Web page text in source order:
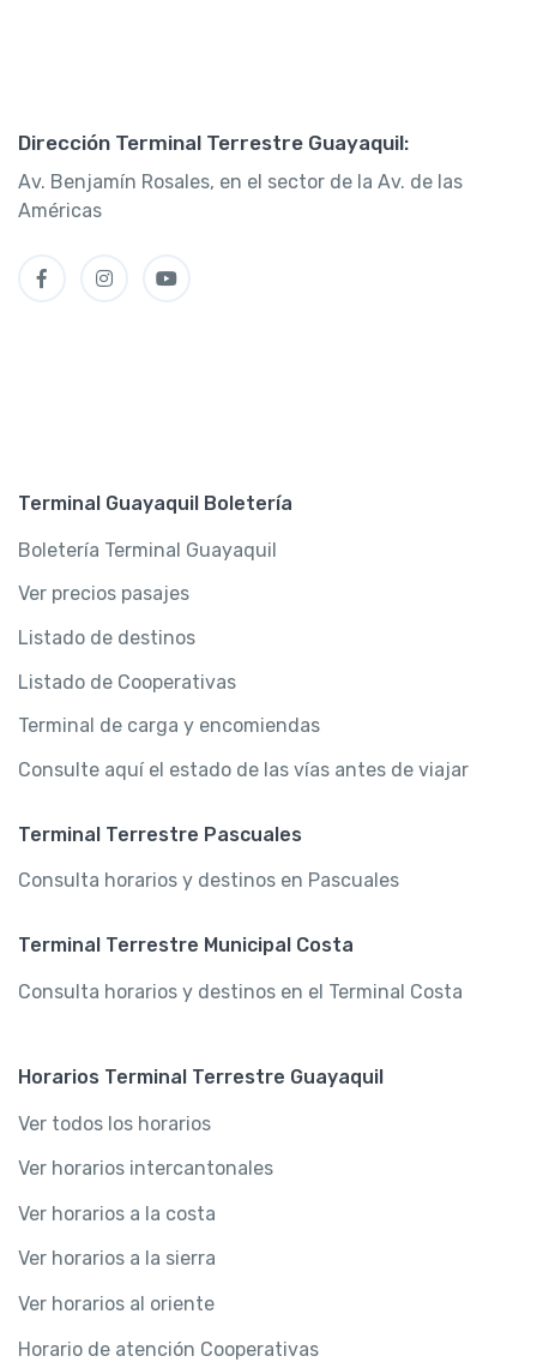
Dirección Terminal Terrestre Guayaquil:
Av. Benjamín Rosales, en el sector de la Av. de las
Américas
Terminal Guayaquil Boletería
Boletería Terminal Guayaquil
Ver precios pasajes
Listado de destinos
Listado de Cooperativas
Terminal de carga y encomiendas
Consulte aquí el estado de las vías antes de viajar
Terminal Terrestre Pascuales
Consulta horarios y destinos en Pascuales
Terminal Terrestre Municipal Costa
Consulta horarios y destinos en el Terminal Costa
Horarios Terminal Terrestre Guayaquil
Ver todos los horarios
Ver horarios intercantonales
Ver horarios a la costa
Ver horarios a la sierra
Ver horarios al oriente
Horario de atención Cooperativas